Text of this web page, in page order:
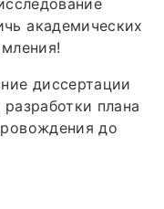
академических
диссертации
плана
до